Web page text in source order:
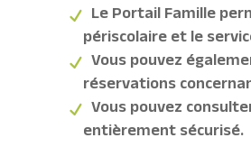
Le Portail Famille
périscolaire et le
Vous pouvez
réservations
Vous pouvez
entièrement sécurisé.